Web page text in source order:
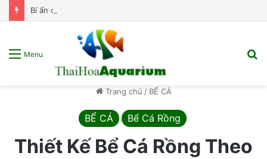
Bí ẩn cá Flame Tetra – “Vũ công samba” đến từ Brazil!
Menu
Trang chủ / BỂ CÁ
BỂ CÁ Bể Cá Rồng
Thiết Kế Bể Cá Rồng Theo